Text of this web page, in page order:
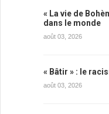
« La vie de
dans le monde
août 03, 2026
« Bâtir » : le
août 03, 2026